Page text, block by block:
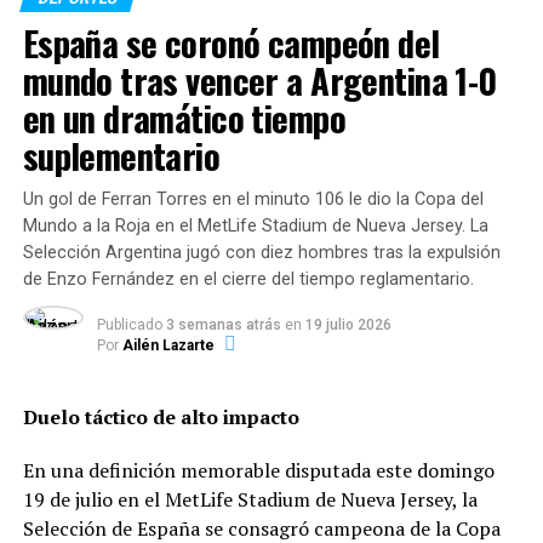
los 8 minutos avisó la primera situación clara con un
remate de primera de Matías «El Zorro» Cóccaro tras un
centro de Walter Núñez, que fue controlado por el
arquero Ezequiel Unsain. Más tarde, a los 35′, el propio
Unsain intervino para despejar con los puños un centro
peligroso al área, mientras que en la jugada siguiente
Jerónimo Russo desaprovechó una oportunidad clara
enviando su disparo por encima del travesaño.
El gol del «Zorro» y la definición del
partido
aguantó la marca de cabeza y habilitó el avance hacia
cometió infracción dentro del área sobre Walter
Mazzantti y el árbitro sancionó la pena máxima.
España se coronó campeón del
mundo tras vencer a Argentina 1-0
en un dramático tiempo
suplementario
Un gol de Ferran Torres en el minuto 106 le dio la Copa del
Mundo a la Roja en el MetLife Stadium de Nueva Jersey. La
Selección Argentina jugó con diez hombres tras la expulsión
de Enzo Fernández en el cierre del tiempo reglamentario.
Publicado 3 semanas atrás en 19 julio 2026
Por Ailén Lazarte
Duelo táctico de alto impacto
En una definición memorable disputada este domingo
19 de julio en el MetLife Stadium de Nueva Jersey, la
Selección de España se consagró campeona de la Copa